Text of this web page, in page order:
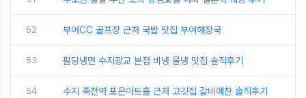
52 부여CC 골프장 근처 국밥 맛집 부여해장국
53 팔당냉면 수지광교 본점 비냉 물냉 맛집 솔직후기
54 수지 죽전역 포은아트홀 근처 고깃집 갈비예찬 솔직후기